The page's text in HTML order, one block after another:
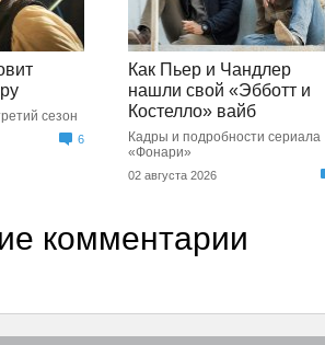
сезон
6
Как Пьер и Чандлер
нашли свой «Эбботт и
Костелло» вайб
Кадры и подробности сериала
«Фонари»
02 августа 2026
комментарии